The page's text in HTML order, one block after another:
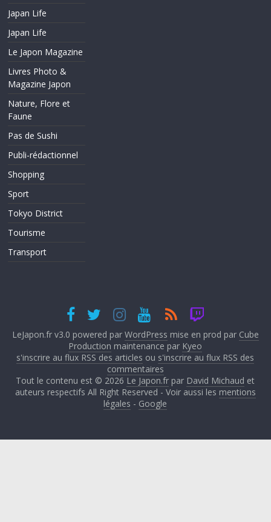
Japan Life
Japan Life
Le Japon Magazine
Livres Photo &
Magazine Japon
Nature, Flore et
Faune
Pas de Sushi
Publi-rédactionnel
Shopping
Sport
Tokyo District
Tourisme
Transport
LeJapon.fr v3.0 powered par WordPress mise en prod par Cube
Production maintenance par Kyeo
s'inscrire au flux RSS des articles ou s'inscrire au flux RSS des
commentaires
Tout le contenu est © 2026 Le Japon.fr par David Michaud et
auteurs respectifs All Right Reserved - Voir aussi les mentions
légales - Google